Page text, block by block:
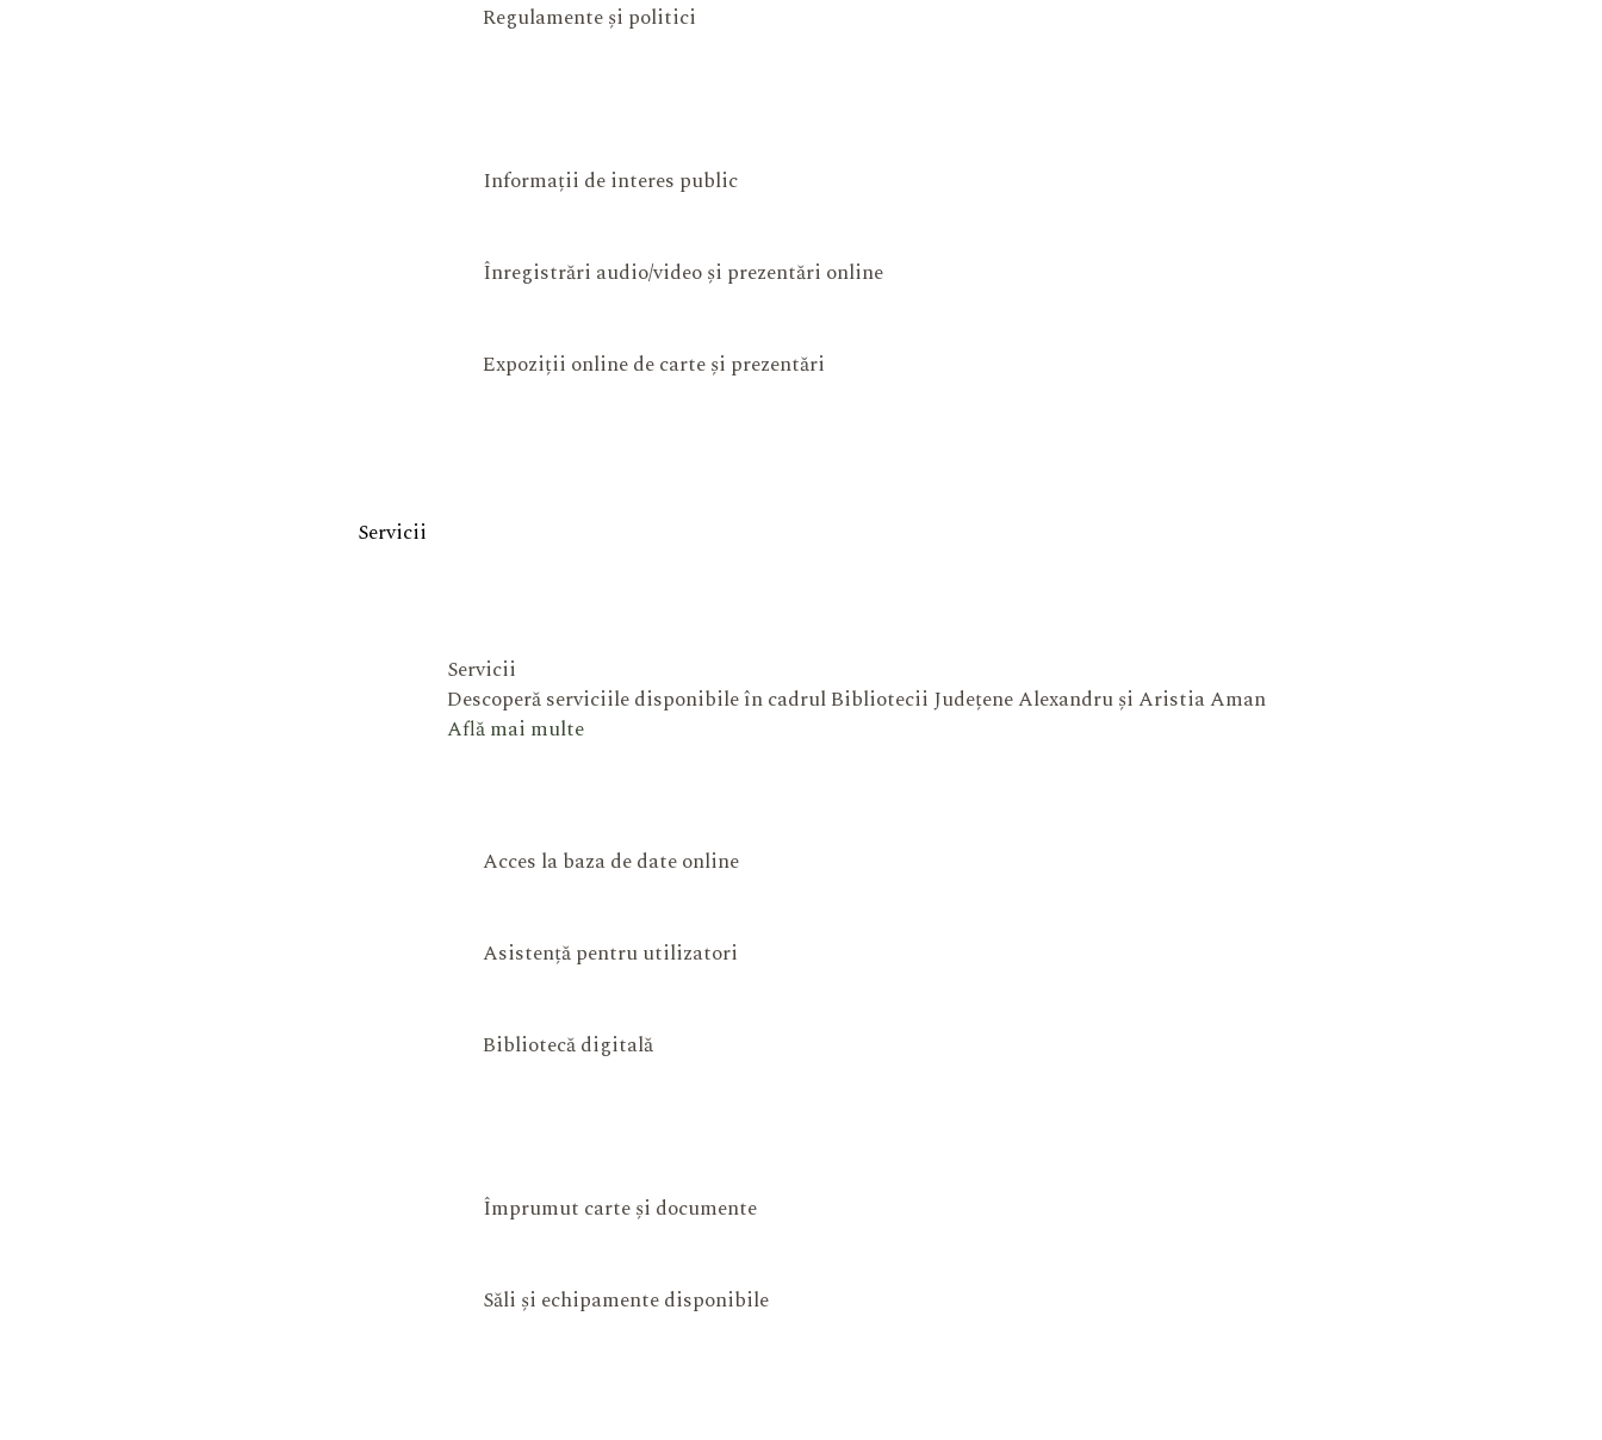
Regulamente și politici
Informații de interes public
Înregistrări audio/video și prezentări online
Expoziții online de carte și prezentări
Servicii
Servicii
Descoperă serviciile disponibile în cadrul Bibliotecii Județene Alexandru și Aristia Aman
Află mai multe
Acces la baza de date online
Asistență pentru utilizatori
Bibliotecă digitală
Împrumut carte și documente
Săli și echipamente disponibile